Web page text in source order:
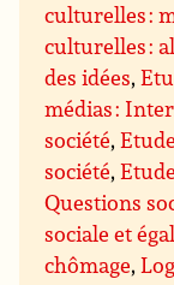
culturelles :
culturelles :
des idées,
médias :
société,
société,
Questions
sociale et
chômage,